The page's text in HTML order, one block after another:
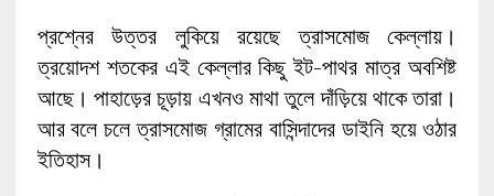
প্রশ্নের উত্তর লুকিয়ে রয়েছে ত্রাসমোজ কেল্লায়।
ত্রয়োদশ শতকের এই কেল্লার কিছু ইট-পাথর মাত্র অবশিষ্ট
আছে। পাহাড়ের চূড়ায় এখনও মাথা তুলে দাঁড়িয়ে থাকে তারা।
আর বলে চলে ত্রাসমোজ গ্রামের বাসিন্দাদের ডাইনি হয়ে ওঠার
ইতিহাস।